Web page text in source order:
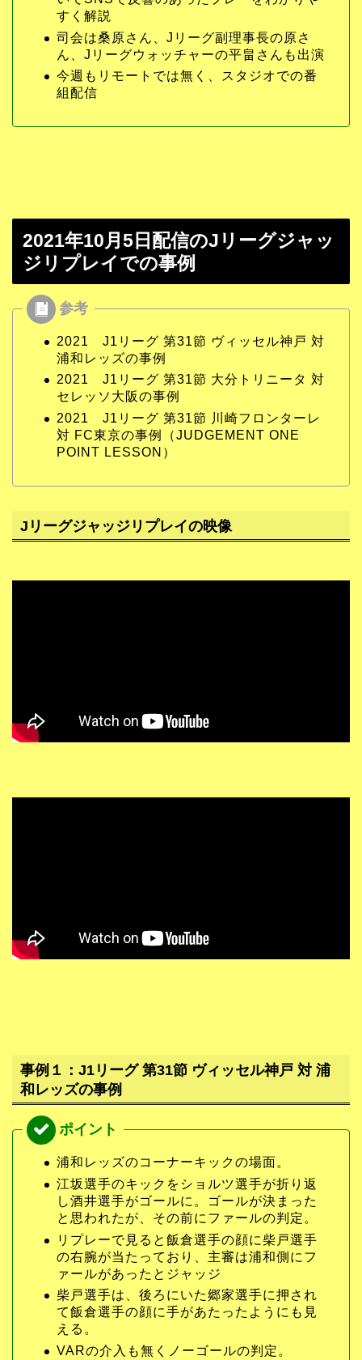
すく解説
司会は桑原さん、Jリーグ副理事長の原さ
ん、Jリーグウォッチャーの平畠さんも出演
今週もリモートでは無く、スタジオでの番
組配信
2021年10月5日配信のJリーグジャッ
ジリプレイでの事例
2021 J1リーグ 第31節 ヴィッセル神戸 対
浦和レッズの事例
2021 J1リーグ 第31節 大分トリニータ 対
セレッソ大阪の事例
2021 J1リーグ 第31節 川崎フロンターレ
対 FC東京の事例（JUDGEMENT ONE
POINT LESSON）
Jリーグジャッジリプレイの映像
事例１：J1リーグ 第31節 ヴィッセル神戸 対 浦
和レッズの事例
浦和レッズのコーナーキックの場面。
江坂選手のキックをショルツ選手が折り返
し酒井選手がゴールに。ゴールが決まった
と思われたが、その前にファールの判定。
リプレーで見ると飯倉選手の顔に柴戸選手
の右腕が当たっており、主審は浦和側にフ
ァールがあったとジャッジ
柴戸選手は、後ろにいた郷家選手に押され
て飯倉選手の顔に手があたったようにも見
える。
VARの介入も無くノーゴールの判定。